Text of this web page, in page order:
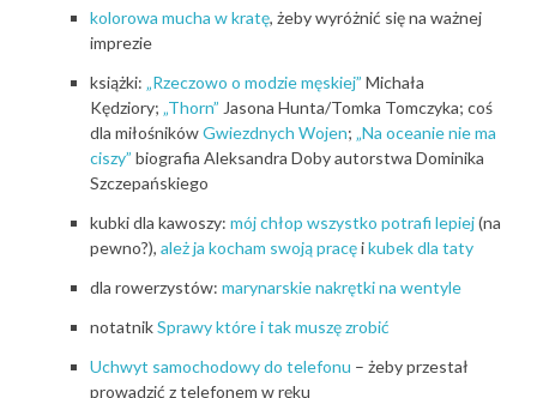
kolorowa mucha w kratę, żeby wyróżnić się na ważnej
imprezie
książki: „Rzeczowo o modzie męskiej” Michała
Kędziory; „Thorn” Jasona Hunta/Tomka Tomczyka; coś
dla miłośnikówGwiezdnych Wojen; „Na oceanie nie ma
ciszy” biografia Aleksandra Doby autorstwa Dominika
Szczepańskiego
kubki dla kawoszy: mój chłop wszystko potrafi lepiej(na
pewno?), ależ ja kocham swoją pracęikubek dla taty
dla rowerzystów: marynarskie nakrętki na wentyle
notatnikSprawy które i tak muszę zrobić
Uchwyt samochodowy do telefonu – żeby przestał
prowadzić z telefonem w ręku